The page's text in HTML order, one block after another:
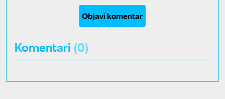
Objavi komentar
Komentari (0)